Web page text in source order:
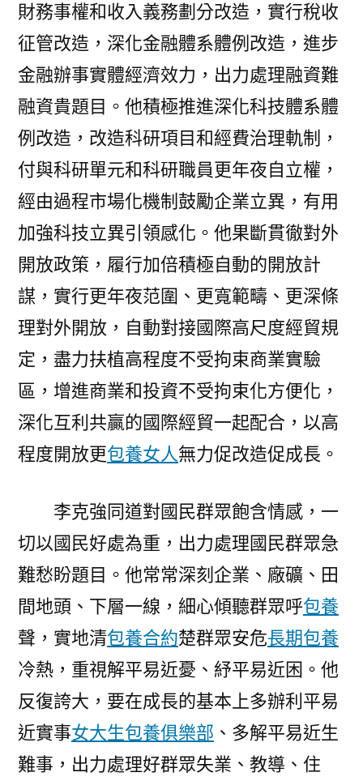
財務事權和收入義務劃分改造，實行稅收
征管改造，深化金融體系體例改造，進步
金融辦事實體經濟效力，出力處理融資難
融資貴題目。他積極推進深化科技體系體
例改造，改造科研項目和經費治理軌制，
付與科研單元和科研職員更年夜自立權，
經由過程市場化機制鼓勵企業立異，有用
加強科技立異引領感化。他果斷貫徹對外
開放政策，履行加倍積極自動的開放計
謀，實行更年夜范圍、更寬範疇、更深條
理對外開放，自動對接國際高尺度經貿規
定，盡力扶植高程度不受拘束商業實驗
區，增進商業和投資不受拘束化方便化，
深化互利共贏的國際經貿一起配合，以高
程度開放更包養女人無力促改造促成長。
李克強同道對國民群眾飽含情感，一
切以國民好處為重，出力處理國民群眾急
難愁盼題目。他常常深刻企業、廠礦、田
間地頭、下層一線，細心傾聽群眾呼包養
聲，實地清包養合約楚群眾安危長期包養
冷熱，重視解平易近憂、紓平易近困。他
反復誇大，要在成長的基本上多辦利平易
近實事女大生包養俱樂部 、多解平易近生
難事，出力處理好群眾失業、教導、住